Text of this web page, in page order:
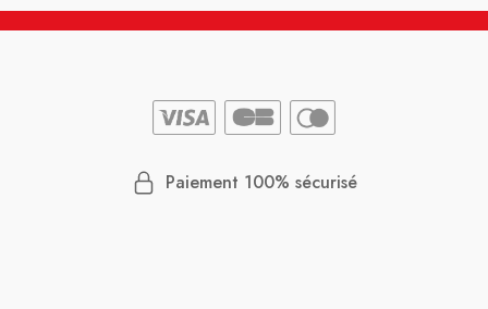
Paiement 100% sécurisé